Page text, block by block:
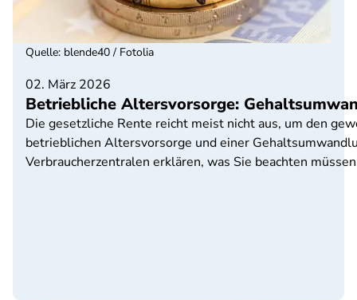
02. März 2026
Betriebliche Altersvorsorge:
Die gesetzliche Rente reicht meist nicht aus, um den
betrieblichen Altersvorsorge und einer
Verbraucherzentralen erklären, was Sie beachten
Quelle: blende40 / Fotolia